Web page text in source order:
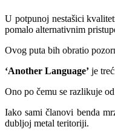
U potpunoj nestašici
pomalo alternativnim
Ovog puta bih obratio
‘Another Language’ je
Ono po čemu se razlikuje
Iako sami članovi benda
dubljoj metal teritoriji.